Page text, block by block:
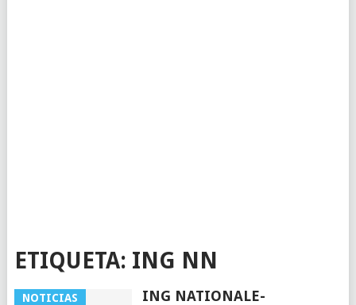
ETIQUETA: ING NN
NOTICIAS
ING NATIONALE-